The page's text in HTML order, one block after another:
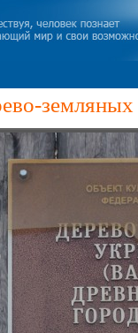
земляных